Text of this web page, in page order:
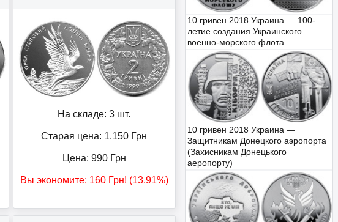
10 гривен 2018 Украина — 100-
летие создания Украинского
военно-морского флота
10 гривен 2018 Украина —
Защитникам Донецкого аэропорта
(Захисникам Донецького
аеропорту)
На складе: 3 шт.
Старая цена: 1.150 Грн
Цена: 990Грн
Вы экономите: 160Грн! (13.91%)